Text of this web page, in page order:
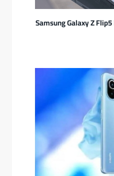
تعرف على مواصفات كاميرا Samsung Galaxy Z Flip5